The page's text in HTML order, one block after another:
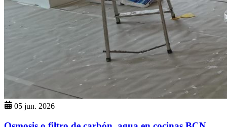
05 jun. 2026